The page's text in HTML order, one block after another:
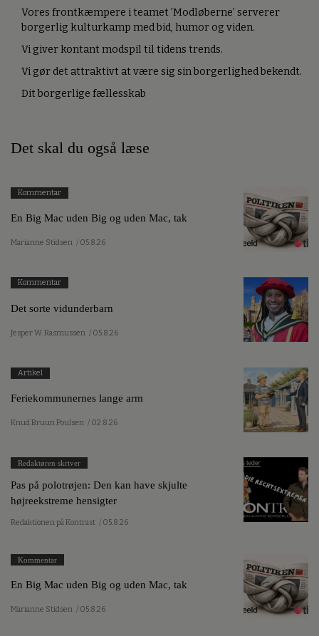
Vores frontkæmpere i teamet ’Modløberne’ serverer
borgerlig kulturkamp med bid, humor og viden.
Vi giver kontant modspil til tidens trends.
Vi gør det attraktivt at være sig sin borgerlighed bekendt.
Dit borgerlige fællesskab
Det skal du også læse
Kommentar
En Big Mac uden Big og uden Mac, tak
Marianne Stidsen / 05.8.26
Kommentar
Det sorte vidunderbarn
Jesper W. Rasmussen / 05.8.26
Artikel
Feriekommunernes lange arm
Knud Bruun Poulsen / 02.8.26
Redaktøren skriver
Pas på polotrøjen: Den kan have skjulte
højreekstreme hensigter
Redaktionen på Kontrast / 05.8.26
Kommentar
En Big Mac uden Big og uden Mac, tak
Marianne Stidsen / 05.8.26